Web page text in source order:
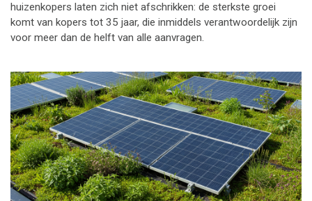
huizenkopers laten zich niet afschrikken: de sterkste groei
komt van kopers tot 35 jaar, die inmiddels verantwoordelijk zijn
voor meer dan de helft van alle aanvragen.